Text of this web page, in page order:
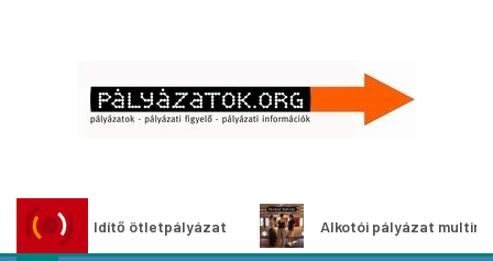
ötletpályázat Alkotói pályázat multimédia-